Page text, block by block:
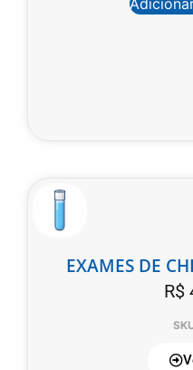
EXAMES DE
R$